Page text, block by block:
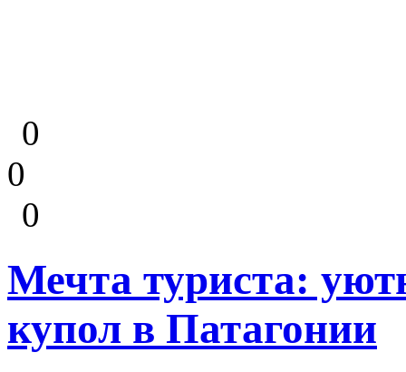
0
0
0
Мечта туриста:
купол в Патагонии